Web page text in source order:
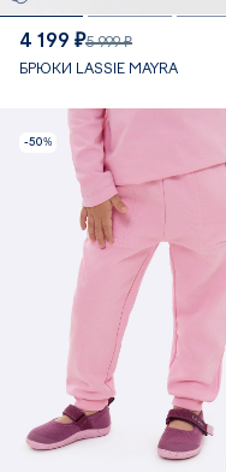
4 199 ₽5 999 ₽
БРЮКИ LASSIE MAYRA
-50%